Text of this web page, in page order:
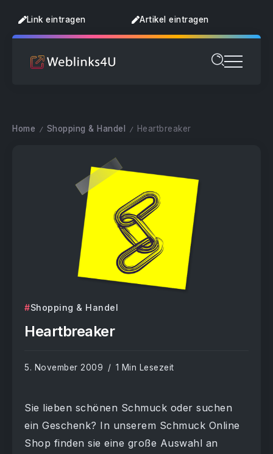
Link eintragen Artikel eintragen
Home / Shopping & Handel / Heartbreaker
Shopping & Handel
Heartbreaker
5. November 2009 1 Min Lesezeit
Sie lieben schönen Schmuck oder suchen
ein Geschenk? In unserem Schmuck Online
Shop finden sie eine große Auswahl an